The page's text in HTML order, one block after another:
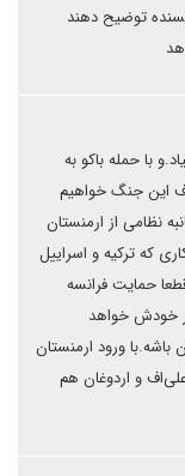
توضیح دهند
با حمله باکو به
این جنگ خواهیم
نظامی از ارمنستان
که ترکیه و اسراییل
حمایت فرانسه
خودش خواهد
ورود ارمنستان
و اردوغان هم